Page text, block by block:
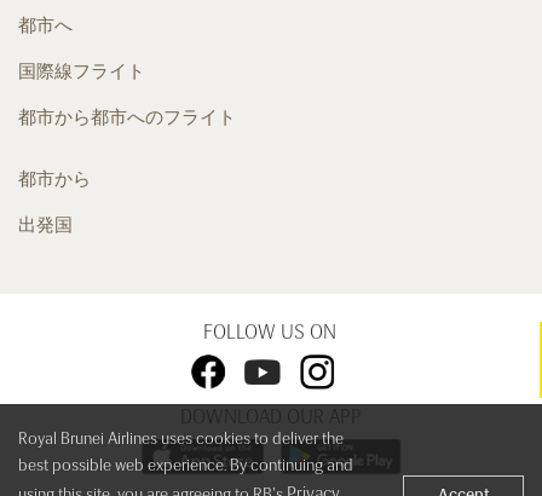
都市へ
国際線フライト
都市から都市へのフライト
都市から
出発国
FOLLOW US ON
DOWNLOAD OUR APP
Royal Brunei Airlines uses cookies to deliver the
best possible web experience. By continuing and